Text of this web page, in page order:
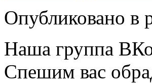
Опубликовано в
Наша группа
Спешим вас